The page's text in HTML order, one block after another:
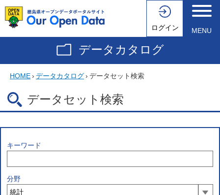
ログイン MENU
データカタログ
HOME› データカタログ› データセット検索
データセット検索
キーワード
分野